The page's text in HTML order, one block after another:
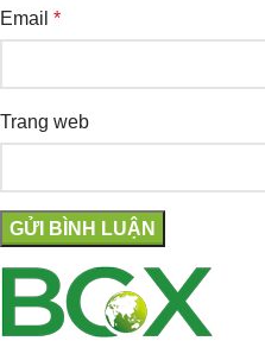
Email *
Trang web